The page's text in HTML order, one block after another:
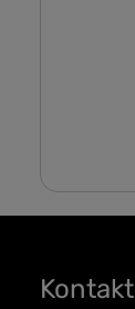
Kontakt